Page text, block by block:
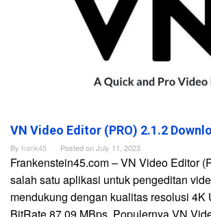
VN Video Editor (PRO) 2.1.2
By frank45 Posted onJuly 11, 2023
Frankenstein45.com – VN Video Editor
salah satu aplikasi untuk pengeditan
mendukung dengan kualitas resolusi 4K